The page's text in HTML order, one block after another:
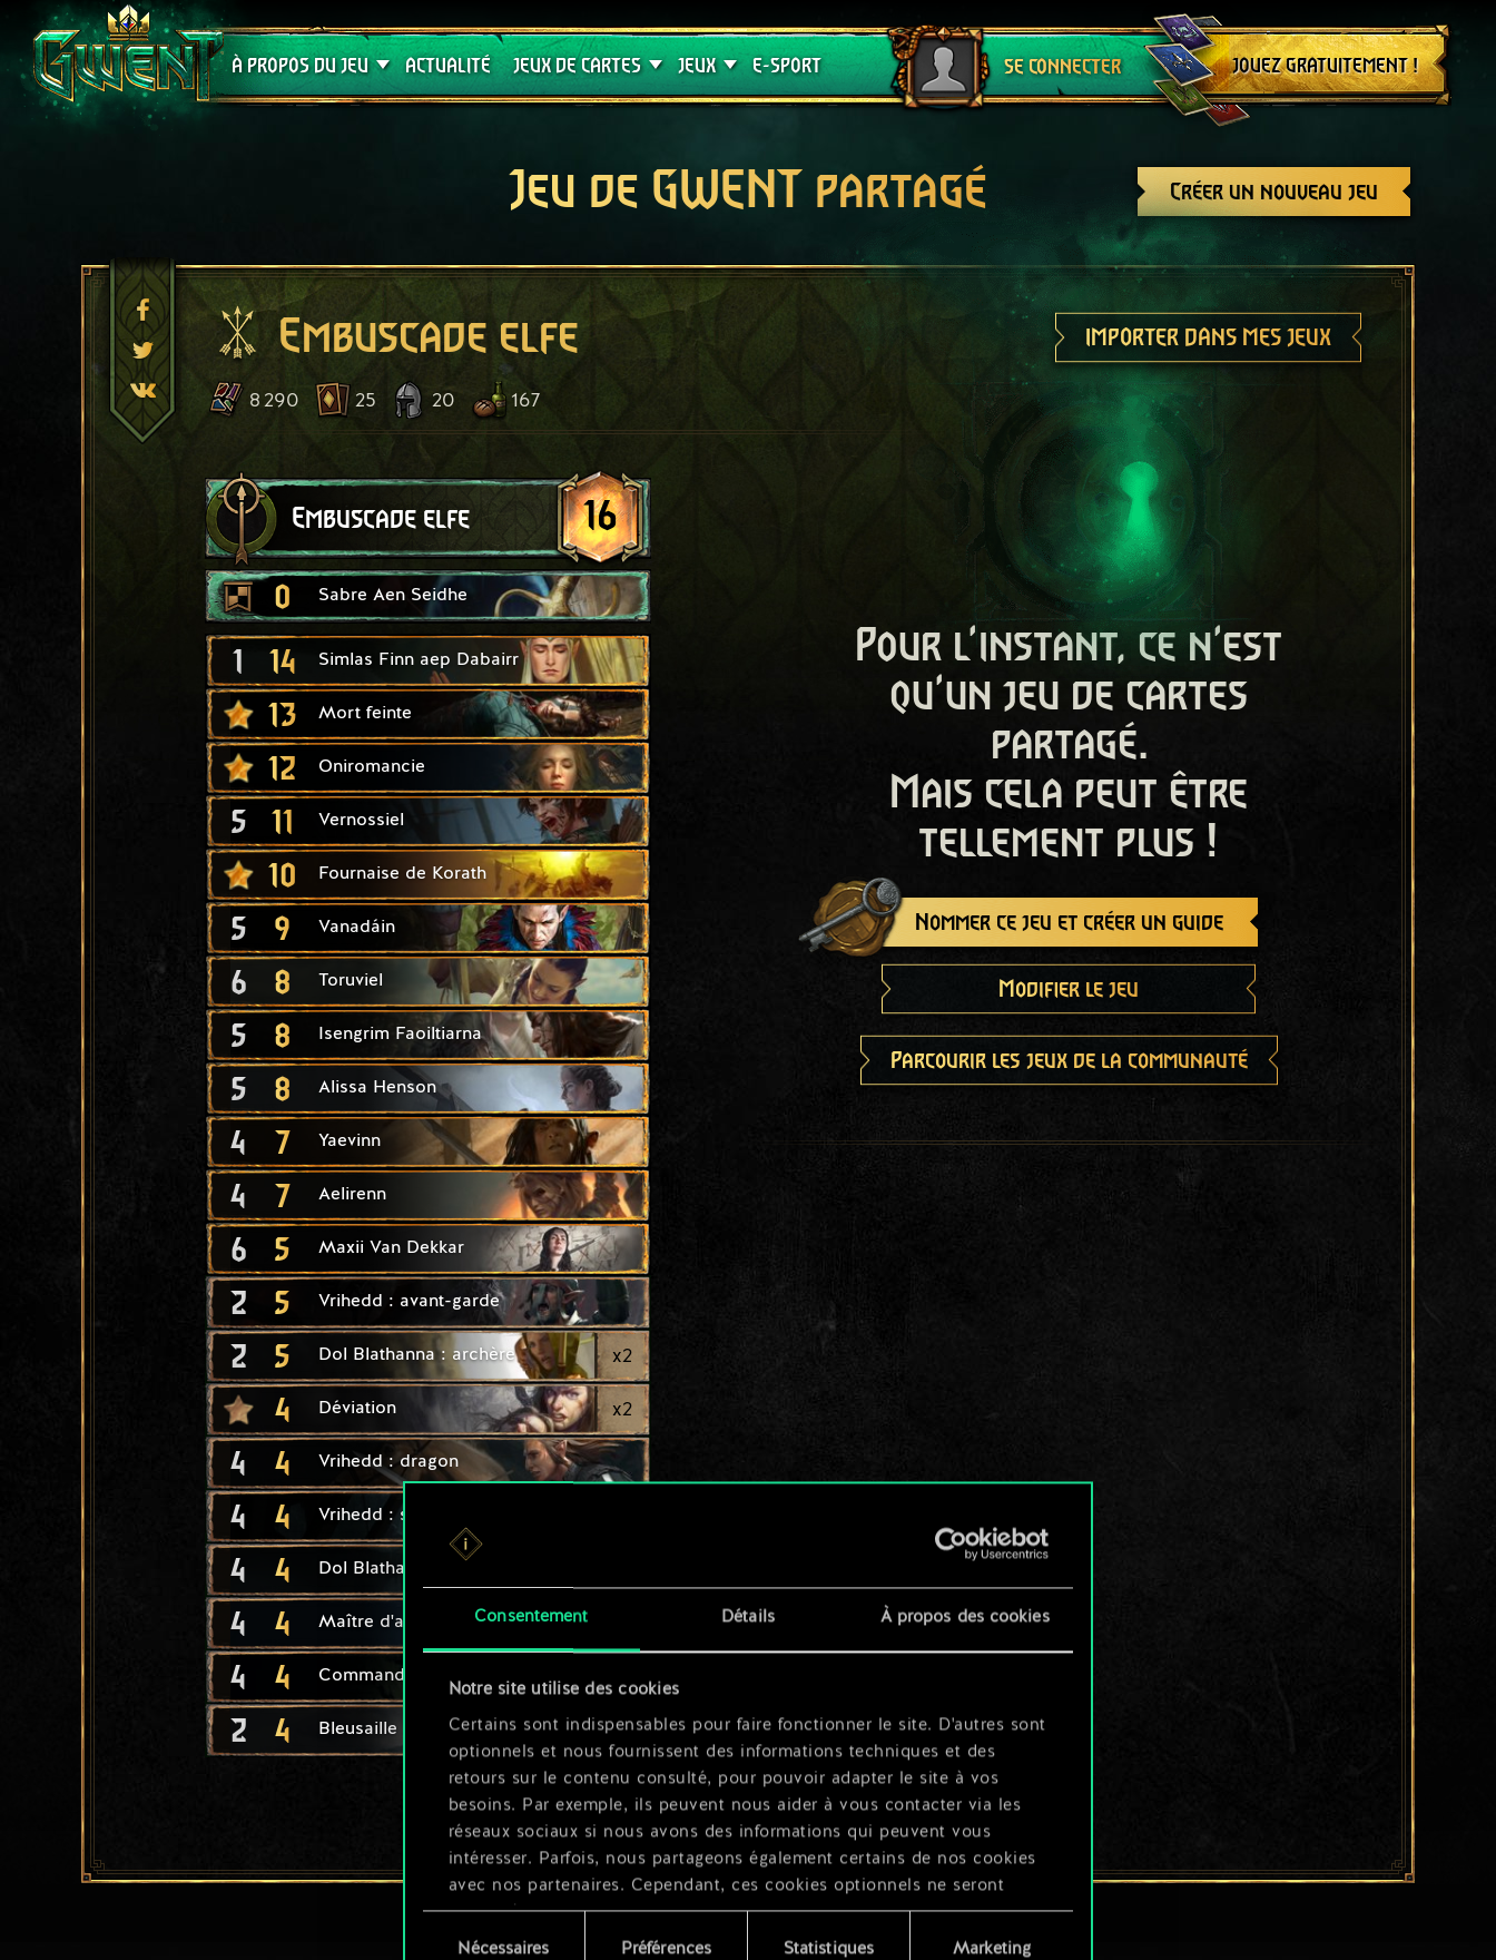
Consentement Détails À propos des cookies
Notre site utilise des cookies
Certains sont indispensables pour faire fonctionner le site. D'autres sont
optionnels et nous fournissent des informations techniques et des
retours sur le contenu consulté, pour pouvoir adapter le site à vos
besoins. Par exemple, ils peuvent nous aider à vous contacter via les
réseaux sociaux si nous avons des informations qui peuvent vous
intéresser. Parfois, nous partageons également certains de nos cookies
avec nos partenaires. Cependant, ces cookies optionnels ne seront
appliqués qu'avec votre permission.
Nécessaires Préférences Statistiques Marketing
À PROPOS DU JEU
Assistance
ACTUALITÉ JEUX DE CARTES
Crimson Curse
JEUX
Guides de jeux
E-SPORT SE CONNECTER
Se déconnecter
JOUEZ GRATUITEMENT !
Créer un nouveau jeu
Jeu de GWENT partagé
Embuscade elfe IMPORTER DANS MES JEUX
8 290 25 20 167
Embuscade elfe 16
0 Sabre Aen Seidhe
1 14 Simlas Finn aep Dabairr
13 Mort feinte
12 Oniromancie
5 11 Vernossiel
10 Fournaise de Korath
5 9 Vanadáin
6 8 Toruviel
5 8 Isengrim Faoiltiarna
5 8 Alissa Henson
4 7 Yaevinn
4 7 Aelirenn
6 5 Maxii Van Dekkar
2 5 Vrihedd : avant-garde
2 5 Dol Blathanna : archère x2
4 Déviation x2
4 4 Vrihedd : dragon
4 4 Vrihedd : sapeur
4 4 Dol Blathanna : tireuse
4 4 Maître d'armes elfe
4 4 Commando de Vernossiel
2 4 Bleusaille Scoia'tael
Pour l'instant, ce n'est
qu'un jeu de cartes
partagé.
Mais cela peut être
tellement plus !
Nommer ce jeu et créer un guide
Modifier le jeu
Parcourir les jeux de la communauté